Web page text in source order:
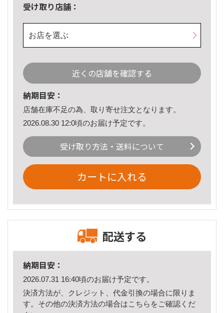
受け取り店舗：
お店を選ぶ
近くの店舗を確認する
納期目安：
店舗在庫不足の為、取り寄せ注文となります。
2026.08.30 12:0頃のお届け予定です。
受け取り方法・送料について
カートに入れる
配送する
納期目安：
2026.07.31 16:40頃のお届け予定です。
決済方法が、クレジット、代金引換の場合に限りま
す。その他の決済方法の場合はこちら をご確認くだ